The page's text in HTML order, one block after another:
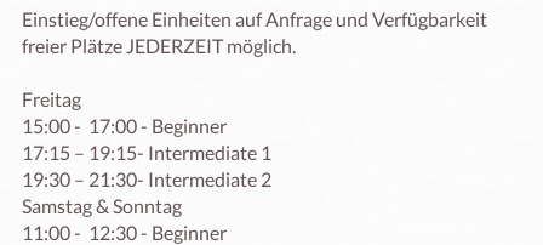
Einstieg/offene Einheiten auf Anfrage und Verfügbarkeit
freier Plätze JEDERZEIT möglich.
Freitag
15:00 -  17:00 - Beginner
17:15 – 19:15- Intermediate 1
19:30 – 21:30- Intermediate 2
Samstag & Sonntag
11:00 -  12:30 - Beginner